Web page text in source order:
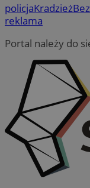
policjaKradzież
reklama
Portal należy do